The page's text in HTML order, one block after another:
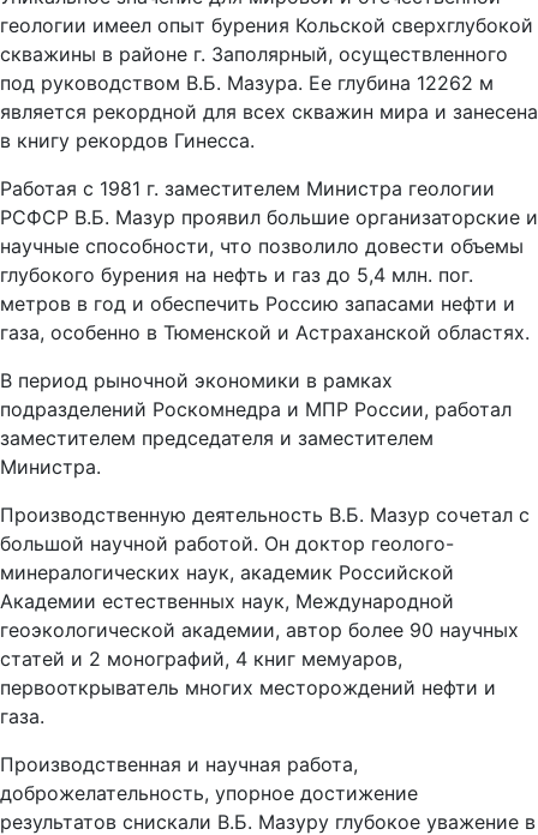
геологии имеел опыт бурения Кольской сверхглубокой
скважины в районе г. Заполярный, осуществленного
под руководством В.Б. Мазура. Ее глубина 12262 м
является рекордной для всех скважин мира и занесена
в книгу рекордов Гинесса.
Работая с 1981 г. заместителем Министра геологии
РСФСР В.Б. Мазур проявил большие организаторские и
научные способности, что позволило довести объемы
глубокого бурения на нефть и газ до 5,4 млн. пог.
метров в год и обеспечить Россию запасами нефти и
газа, особенно в Тюменской и Астраханской областях.
В период рыночной экономики в рамках
подразделений Роскомнедра и МПР России, работал
заместителем председателя и заместителем
Министра.
Производственную деятельность В.Б. Мазур сочетал с
большой научной работой. Он доктор геолого-
минералогических наук, академик Российской
Академии естественных наук, Международной
геоэкологической академии, автор более 90 научных
статей и 2 монографий, 4 книг мемуаров,
первооткрыватель многих месторождений нефти и
газа.
Производственная и научная работа,
доброжелательность, упорное достижение
результатов снискали В.Б. Мазуру глубокое уважение в